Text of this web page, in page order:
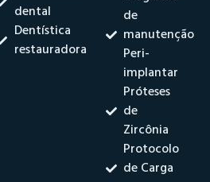
dental
Dentística
restauradora
de
manutenção
Peri-
implantar
Próteses
de
Zircônia
Protocolo
de Carga